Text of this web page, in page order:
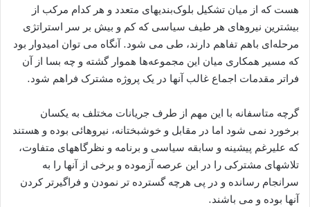
هست که از ميان تشکيل بلوک‌بنديهای متعدد و هر کدام مرکب از
بيشترين نيروهای هر طيف سياسی که کم و بيش بر سر استراتژی
مرحله‌ای باهم تفاهم دارند، طی می شود. آنگاه می توان اميدوار بود
که مسير همکاری ميان اين مجموعه‌ها هموار گشته و چه بسا از آن
فراتر مقدمات اجماع غالب آنها در يک پروژه مشترک فراهم شود.
گرچه متاسفانه با اين مهم از طرف جريانات مختلف به يکسان
برخورد نمی شود اما در مقابل و خوشبختانه، نيروهائی بوده و هستند
که عليرغم پيشينه و سابقه سياسی و برنامه و نظرگاههای متفاوت،
تلاشهای مشترکی را در اين عرصه آزموده و برخی از آنها را به
سرانجام رسانده‌ و در پی هرچه گسترده تر نمودن و فراگيرتر کردن
آنها بوده و می باشند.